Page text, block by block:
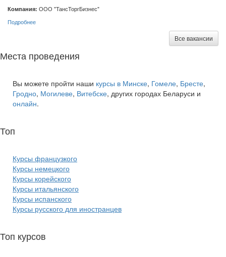
Компания: ООО "ТансТоргБизнес"
Подробнее
Все вакансии
Места проведения
Вы можете пройти наши курсы в Минске, Гомеле, Бресте,
Гродно, Могилеве, Витебске, других городах Беларуси и
онлайн.
Топ
Курсы французкого
Курсы немецкого
Курсы корейского
Курсы итальянского
Курсы испанского
Курсы русского для иностранцев
Топ курсов